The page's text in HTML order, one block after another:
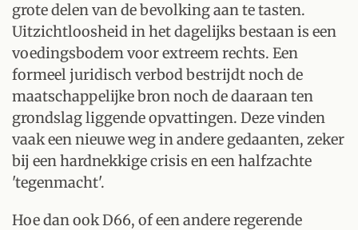
grote delen van de bevolking aan te tasten.
Uitzichtloosheid in het dagelijks bestaan is een
voedingsbodem voor extreem rechts. Een
formeel juridisch verbod bestrijdt noch de
maatschappelijke bron noch de daaraan ten
grondslag liggende opvattingen. Deze vinden
vaak een nieuwe weg in andere gedaanten, zeker
bij een hardnekkige crisis en een halfzachte
'tegenmacht'.
Hoe dan ook D66, of een andere regerende